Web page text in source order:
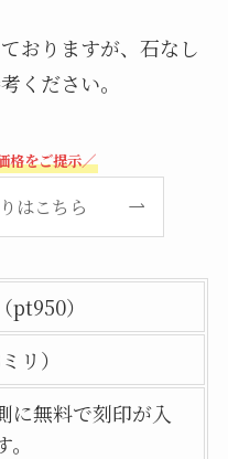
おりますが、石なし
ください。
格をご提示／
はこちら
pt950）
リ）
に無料で刻印が入